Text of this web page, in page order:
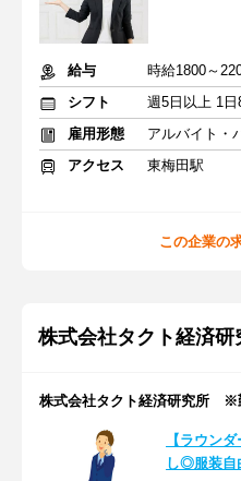
給与
時給1800～
シフト
雇用形態
アルバイト・
アクセス
東梅田駅
この企業の
株式会社タクト経済研
株式会社タクト経済研究所 ※
【ラウン
し◎服装自